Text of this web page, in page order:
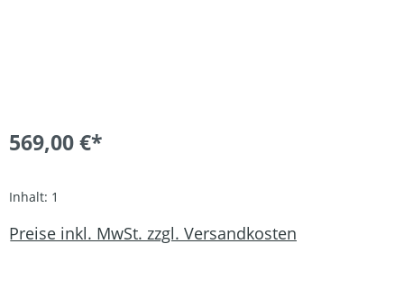
569,00 €*
Inhalt: 1
Preise inkl. MwSt. zzgl. Versandkosten